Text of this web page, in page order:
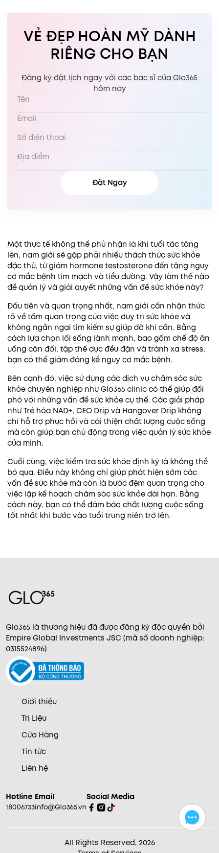
VẺ ĐẸP HOÀN MỸ DÀNH
RIÊNG CHO BẠN
Đăng ký đặt lịch ngay với các bác sĩ của Glo365
hôm nay
Một thực tế không thể phủ nhận là khi tuổi tác tăng
lên, nam giới sẽ gặp phải nhiều thách thức sức khỏe
đặc thù, từ giảm hormone testosterone đến tăng nguy
cơ mắc bệnh tim mạch và tiểu đường. Vậy làm thế nào
để quản lý và giải quyết những vấn đề sức khỏe này?
Đầu tiên và quan trọng nhất, nam giới cần nhận thức
rõ về tầm quan trọng của việc duy trì sức khỏe và
không ngần ngại tìm kiếm sự giúp đỡ khi cần. Bằng
cách lựa chọn lối sống lành mạnh, bao gồm chế độ ăn
uống cân đối, tập thể dục đều đặn và tránh xa stress,
bạn có thể giảm đáng kể nguy cơ mắc bệnh.
Bên cạnh đó, việc sử dụng các dịch vụ chăm sóc sức
khỏe chuyên nghiệp như Glo365 clinic có thể giúp đối
phó với những vấn đề sức khỏe cụ thể. Các giải pháp
như Trẻ hóa NAD+, CEO Drip và Hangover Drip không
chỉ hỗ trợ phục hồi và cải thiện chất lượng cuộc sống
mà còn giúp bạn chủ động trong việc quản lý sức khỏe
của mình.
Cuối cùng, việc kiểm tra sức khỏe định kỳ là không thể
bỏ qua. Điều này không chỉ giúp phát hiện sớm các
vấn đề sức khỏe mà còn là bước đệm quan trọng cho
việc lập kế hoạch chăm sóc sức khỏe dài hạn. Bằng
cách này, bạn có thể đảm bảo chất lượng cuộc sống
tốt nhất khi bước vào tuổi trung niên trở lên.
Glo365 là thương hiệu đã được đăng ký độc quyền bởi
Empire Global Investments JSC (mã số doanh nghiệp:
0315524896)
Giới thiệu
Trị Liệu
Cửa Hàng
Tin tức
Liên hệ
Hotline
18006733
Email
info@Glo365.vn
Social Media
All Rights Reserved, 2026